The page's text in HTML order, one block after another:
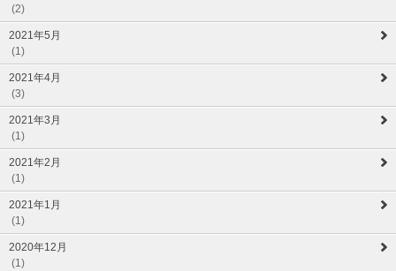
(2)
2021年5月
(1)
2021年4月
(3)
2021年3月
(1)
2021年2月
(1)
2021年1月
(1)
2020年12月
(1)